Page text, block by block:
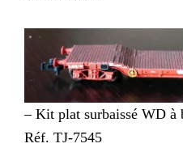
– Kit plat surbaissé WD à
Réf. TJ-7545